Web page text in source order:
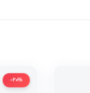
-20%